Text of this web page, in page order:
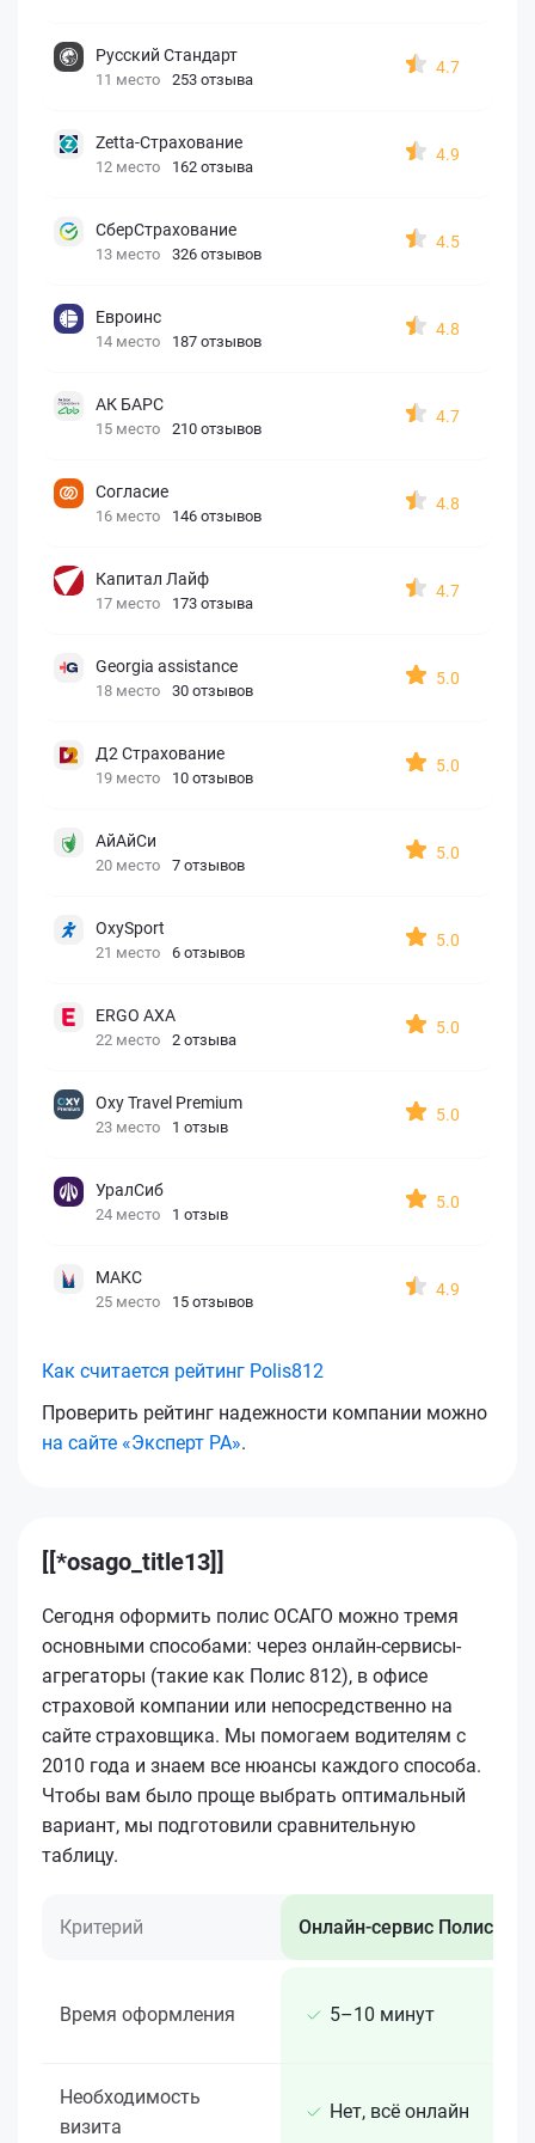
Русский Стандарт
11 место 253 отзыва
4.7
Zetta-Страхование
12 место 162 отзыва
4.9
СберСтрахование
13 место 326 отзывов
4.5
Евроинс
14 место 187 отзывов
4.8
АК БАРС
15 место 210 отзывов
4.7
Согласие
16 место 146 отзывов
4.8
Капитал Лайф
17 место 173 отзыва
4.7
Georgia assistance
18 место 30 отзывов
5.0
Д2 Страхование
19 место 10 отзывов
5.0
АйАйСи
20 место 7 отзывов
5.0
OxySport
21 место 6 отзывов
5.0
ERGO AXA
22 место 2 отзыва
5.0
Oxy Travel Premium
23 место 1 отзыв
5.0
УралСиб
24 место 1 отзыв
5.0
МАКС
25 место 15 отзывов
4.9
Как считается рейтинг Polis812
Проверить рейтинг надежности компании можно
на сайте «Эксперт РА».
[[*osago_title13]]
Сегодня оформить полис ОСАГО можно тремя
основными способами: через онлайн-сервисы-
агрегаторы (такие как Полис 812), в офисе
страховой компании или непосредственно на
сайте страховщика. Мы помогаем водителям с
2010 года и знаем все нюансы каждого способа.
Чтобы вам было проще выбрать оптимальный
вариант, мы подготовили сравнительную
таблицу.
Критерий Онлайн-сервис Полис 812
Время оформления 5–10 минут
Необходимость
визита
Нет, всё онлайн